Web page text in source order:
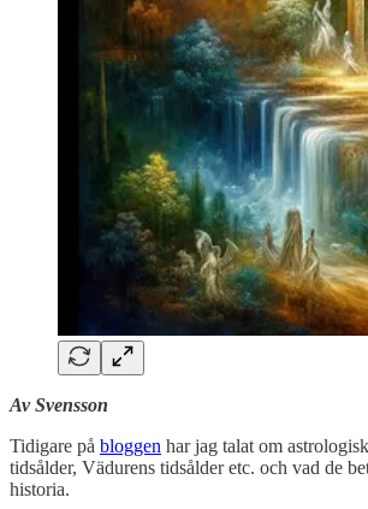
Av Svensson
Tidigare på bloggen har jag talat om
tidsålder, Vädurens tidsålder etc. och vad de
historia.